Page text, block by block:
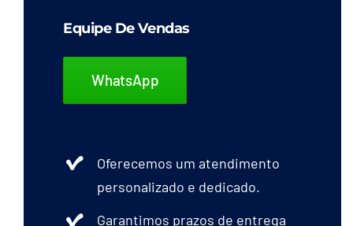
Equipe De Vendas
WhatsApp
Oferecemos um atendimento
personalizado e dedicado.
Garantimos prazos de entrega